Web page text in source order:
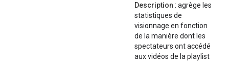
Description : agrège les
statistiques de
visionnage en fonction
de la manière dont les
spectateurs ont accédé
aux vidéos de la playlist